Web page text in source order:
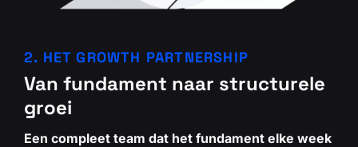
2. HET GROWTH PARTNERSHIP
Van fundament naar structurele
groei
Een compleet team dat het fundament elke week